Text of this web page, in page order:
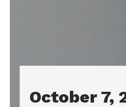
October 7,